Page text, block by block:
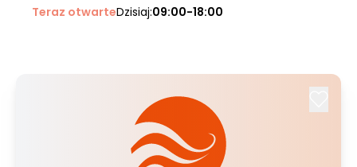
Teraz otwarteDzisiaj:09:00-18:00